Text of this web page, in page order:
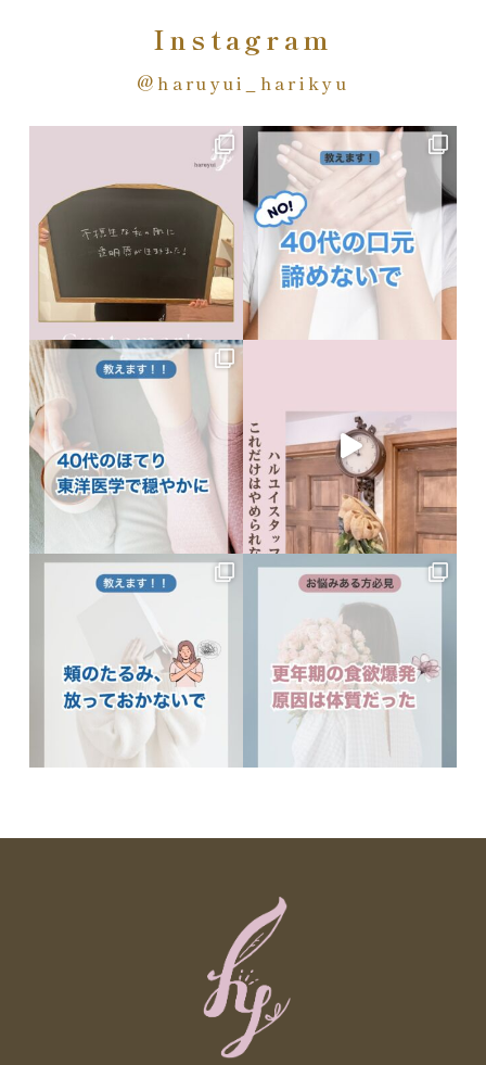
Instagram
@haruyui_harikyu